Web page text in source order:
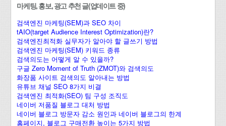
마케팅, 홍보, 광고 추천 글(업데이트 중)
검색엔진 마케팅(SEM)과 SEO 차이
tAIO(target Audience Interest Optimization)란?
검색엔진최적화 실무자가 알아야 할 글쓰기 방법
검색엔진 마케팅(SEM) 키워드 종류
검색의도는 어떻게 알 수 있을까?
구글 Zero Moment of Truth (ZMOT)와 검색의도
화장품 사이트 검색의도 알아내는 방법
유튜브 채널 SEO 8가지 비결
검색엔진 최적화(SEO) 팀 구성 조직도
네이버 저품질 블로그 대처 방법
네이버 블로그 방문자 감소 원인과 네이버 블로그의 한계
홈페이지, 블로그 구매전환 높이는 5가지 방법